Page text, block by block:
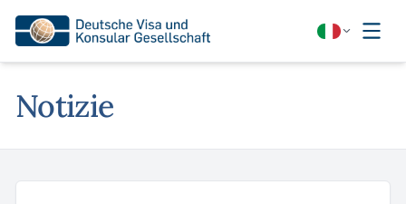
Notizie